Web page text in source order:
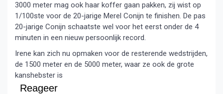
3000 meter mag ook haar koffer gaan pakken, zij wist op
1/100ste voor de 20-jarige Merel Conijn te finishen. De pas
20-jarige Conijn schaatste wel voor het eerst onder de 4
minuten in een nieuw persoonlijk record.
Irene kan zich nu opmaken voor de resterende wedstrijden,
de 1500 meter en de 5000 meter, waar ze ook de grote
kanshebster is
Reageer